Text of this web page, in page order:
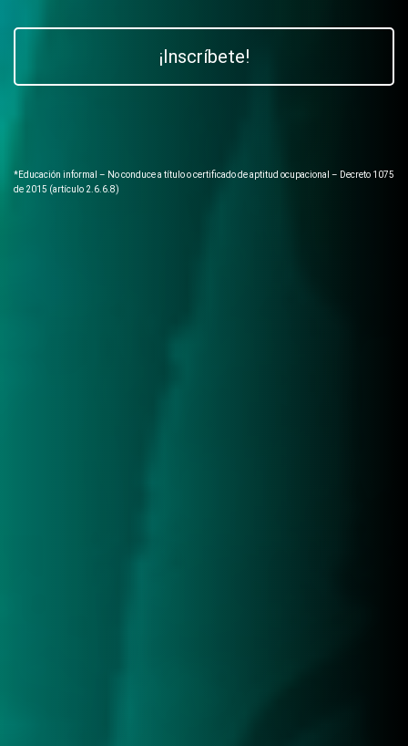
¡Inscríbete!
*Educación informal – No conduce a título o certificado de aptitud ocupacional – Decreto 1075
de 2015 (artículo 2.6.6.8)